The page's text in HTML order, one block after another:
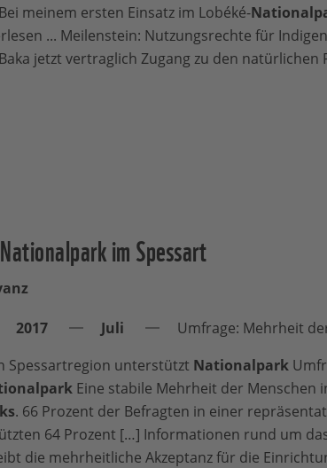
meinem ersten Einsatz im Lobéké-
... Meilenstein: Nutzungsrechte für
jetzt vertraglich Zugang zu den natürlichen
im Spessart
2017 Juli
Umfrage: Mehrheit
Spessartregion unterstützt Nationalpark
Eine stabile Mehrheit der
. 66 Prozent der Befragten in einer
64 Prozent […] Informationen rund um
die mehrheitliche Akzeptanz für die